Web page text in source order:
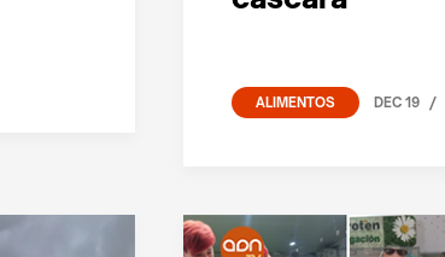
ALIMENTOS DEC 19 /